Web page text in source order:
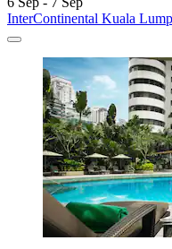
InterContinental Kuala